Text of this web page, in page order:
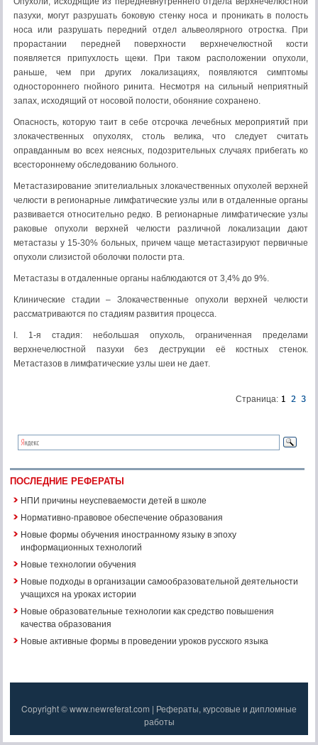
пазухи, могут разрушать боковую стенку носа и проникать в полость
носа или разрушать передний отдел альвеолярного отростка. При
прорастании передней поверхности верхнечелюстной кости
появляется припухлость щеки. При таком расположении опухоли,
раньше, чем при других локализациях, появляются симптомы
одностороннего гнойного ринита. Несмотря на сильный неприятный
запах, исходящий от носовой полости, обоняние сохранено.
Опасность, которую таит в себе отсрочка лечебных мероприятий при
злокачественных опухолях, столь велика, что следует считать
оправданным во всех неясных, подозрительных случаях прибегать ко
всестороннему обследованию больного.
Метастазирование эпителиальных злокачественных опухолей верхней
челюсти в регионарные лимфатические узлы или в отдаленные органы
развивается относительно редко. В регионарные лимфатические узлы
раковые опухоли верхней челюсти различной локализации дают
метастазы у 15-30% больных, причем чаще метастазируют первичные
опухоли слизистой оболочки полости рта.
Метастазы в отдаленные органы наблюдаются от 3,4% до 9%.
Клинические стадии – Злокачественные опухоли верхней челюсти
рассматриваются по стадиям развития процесса.
I. 1-я стадия: небольшая опухоль, ограниченная пределами
верхнечелюстной пазухи без деструкции её костных стенок.
Метастазов в лимфатические узлы шеи не дает.
Страница:
ПОСЛЕДНИЕ РЕФЕРАТЫ
НПИ причины неуспеваемости детей в школе
Нормативно-правовое обеспечение образования
Новые формы обучения иностранному языку в эпоху
информационных технологий
Новые технологии обучения
Новые подходы в организации самообразовательной деятельности
учащихся на уроках истории
Новые образовательные технологии как средство повышения
качества образования
Новые активные формы в проведении уроков русского языка
Copyright © www.newreferat.com | Рефераты, курсовые и дипломные
работы